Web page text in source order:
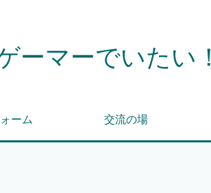
ーマーでいたい！
ーム 交流の場